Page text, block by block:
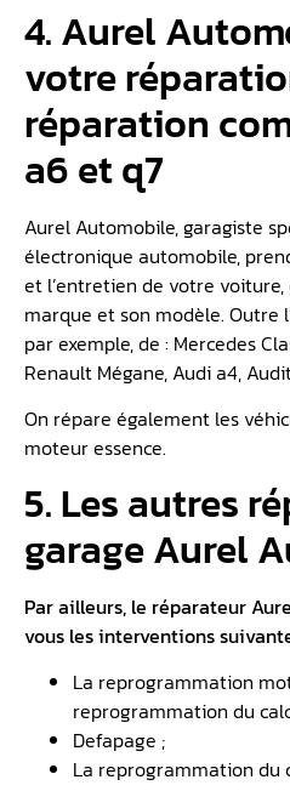
4. Aurel
votre
réparation
a6 et q7
Aurel Automobile, garagiste
électronique automobile,
et l’entretien de votre
marque et son modèle. Outre
par exemple, de : Mercedes
Renault Mégane, Audi a4,
On répare également les
moteur essence.
5. Les autres
garage Aurel
Par ailleurs, le réparateur
vous les interventions
La reprogrammation
reprogrammation du
Defapage ;
La reprogrammation du